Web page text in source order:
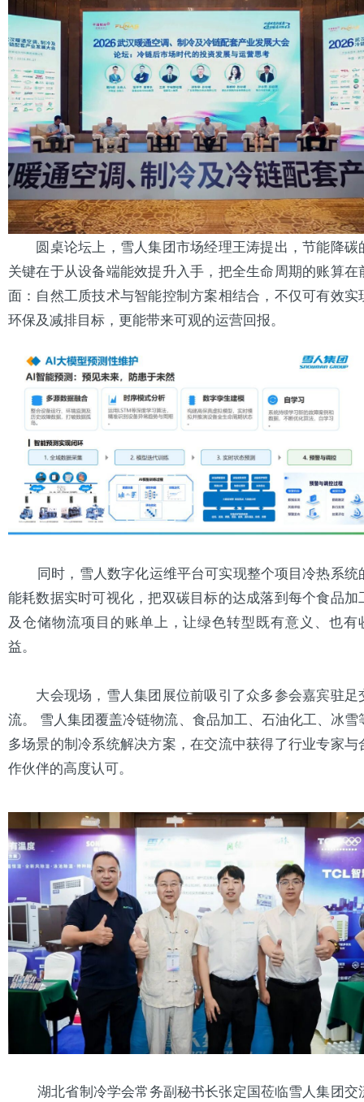
圆桌论坛上，雪人集团市场经理王涛提出，节能降碳
关键在于从设备端能效提升入手，把全生命周期的账算在
面：自然工质技术与智能控制方案相结合，不仅可有效实
环保及减排目标，更能带来可观的运营回报。
同时，雪人数字化运维平台可实现整个项目冷热系统
能耗数据实时可视化，把双碳目标的达成落到每个食品加
及仓储物流项目的账单上，让绿色转型既有意义、也有
益。
大会现场，雪人集团展位前吸引了众多参会嘉宾驻足
流。 雪人集团覆盖冷链物流、食品加工、石油化工、冰雪
多场景的制冷系统解决方案，在交流中获得了行业专家与
作伙伴的高度认可。
湖北省制冷学会常务副秘书长张定国莅临雪人集团交